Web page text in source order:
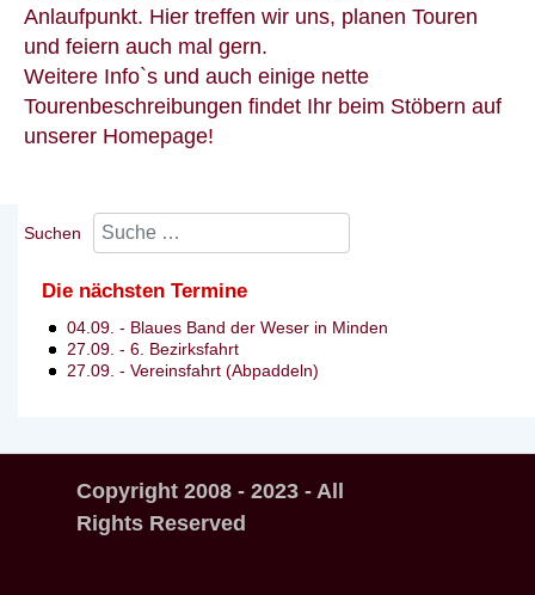
Anlaufpunkt. Hier treffen wir uns, planen Touren
und feiern auch mal gern.
Weitere Info`s und auch einige nette
Tourenbeschreibungen findet Ihr beim Stöbern auf
unserer Homepage!
Suchen
Die nächsten Termine
04.09. - Blaues Band der Weser in Minden
27.09. - 6. Bezirksfahrt
27.09. - Vereinsfahrt (Abpaddeln)
Copyright 2008 -2023 - All
Rights Reserved